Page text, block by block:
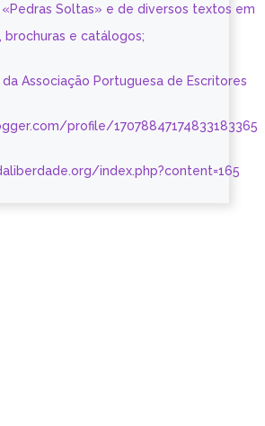
Soltas» e de diversos textos em
brochuras e catálogos;
da Associação Portuguesa de Escritores
profile/17078847174833183365
index.php?content=165